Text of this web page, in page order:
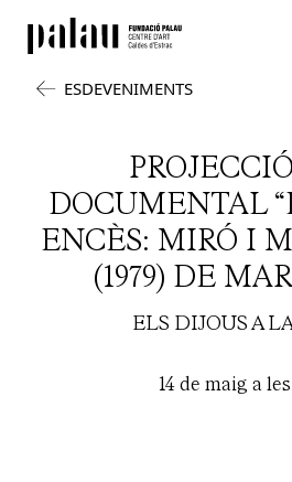
ESDEVENIMENTS
DOCUMENTAL
ENCÈS: MIRÓ I
(1979) DE
ELS DIJOUS A
14 de maig a les